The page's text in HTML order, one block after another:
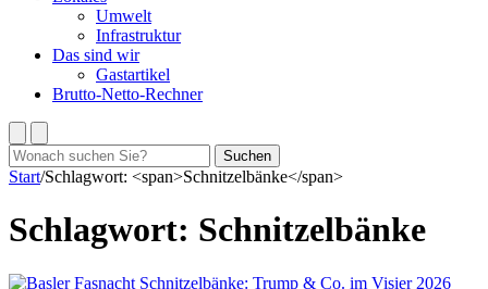
Umwelt
Infrastruktur
Das sind wir
Gastartikel
Brutto-Netto-Rechner
Suchen
nach:
Suchen
Start/Schlagwort: <span>Schnitzelbänke</span>
Schlagwort: Schnitzelbänke